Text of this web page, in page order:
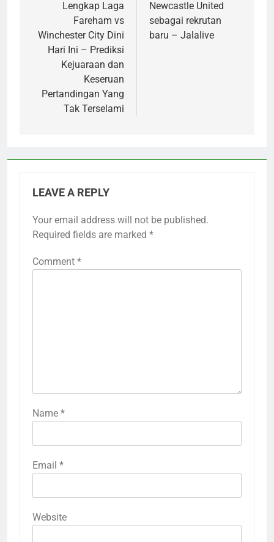
Lengkap Laga
Fareham vs
Winchester City Dini
Hari Ini – Prediksi
Kejuaraan dan
Keseruan
Pertandingan Yang
Tak Terselami
Newcastle United
sebagai rekrutan
baru – Jalalive
LEAVE A REPLY
Your email address will not be published.
Required fields are marked *
Comment *
Name *
Email *
Website